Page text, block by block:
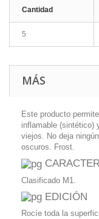
Cantidad
5
MÁS
Este producto
inflamable (sintético)
viejos. No deja
oscuros. Frost.
Clasificado M1.
EDICIÓN
Rocíe toda la